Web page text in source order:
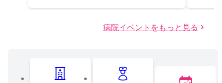
病院イベントをもっと見る